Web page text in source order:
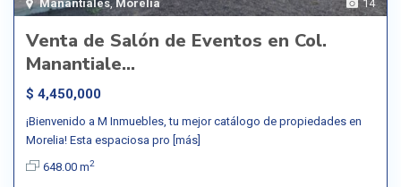
14
Manantiales,Morelia
Venta de Salón de Eventos en Col.
Manantiale...
$ 4,450,000
¡Bienvenido a M Inmuebles, tu mejor catálogo de propiedades en
Morelia! Esta espaciosa pro [más]
648.00 m2